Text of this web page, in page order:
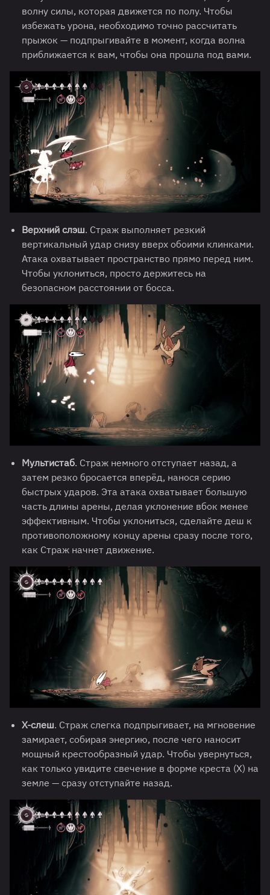
волну силы, которая движется по полу. Чтобы
избежать урона, необходимо точно рассчитать
прыжок — подпрыгивайте в момент, когда волна
приближается к вам, чтобы она прошла под вами.
Верхний слэш. Страж выполняет резкий
вертикальный удар снизу вверх обоими клинками.
Атака охватывает пространство прямо перед ним.
Чтобы уклониться, просто держитесь на
безопасном расстоянии от босса.
Мультистаб. Страж немного отступает назад, а
затем резко бросается вперёд, нанося серию
быстрых ударов. Эта атака охватывает большую
часть длины арены, делая уклонение вбок менее
эффективным. Чтобы уклониться, сделайте деш к
противоположному концу арены сразу после того,
как Страж начнет движение.
Х-слеш. Страж слегка подпрыгивает, на мгновение
замирает, собирая энергию, после чего наносит
мощный крестообразный удар. Чтобы увернуться,
как только увидите свечение в форме креста (X) на
земле — сразу отступайте назад.